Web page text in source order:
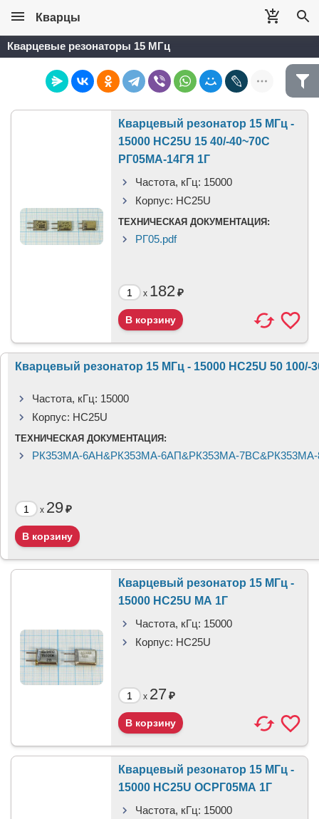
Кварцы
Кварцевые резонаторы 15 МГц
Кварцевый резонатор 15 МГц -
15000 HC25U 15 40/-40~70C
РГ05МА-14ГЯ 1Г
Частота, кГц: 15000
Корпус: HC25U
ТЕХНИЧЕСКАЯ ДОКУМЕНТАЦИЯ:
РГ05.pdf
x 182₽
Кварцевый резонатор 15 МГц - 15000 HC25U 50
Частота, кГц: 15000
Корпус: HC25U
ТЕХНИЧЕСКАЯ ДОКУМЕНТАЦИЯ:
РК353МА-6АН&РК353МА-6АП&РК353МА-
x 29₽
Кварцевый резонатор 15 МГц -
15000 HC25U МА 1Г
Частота, кГц: 15000
Корпус: HC25U
x 27₽
Кварцевый резонатор 15 МГц -
15000 HC25U ОСРГ05МА 1Г
Частота, кГц: 15000